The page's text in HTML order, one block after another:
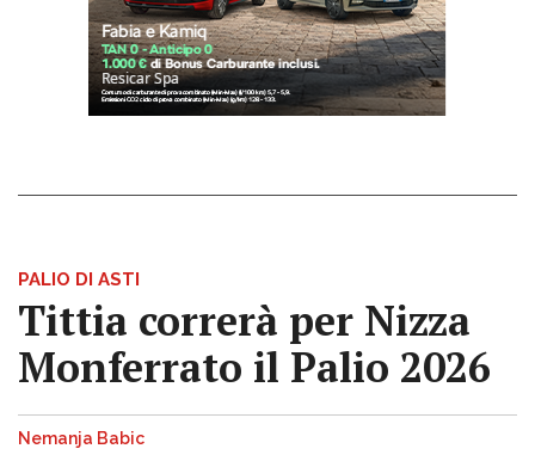
PALIO DI ASTI
Tittia correrà per Nizza
Monferrato il Palio 2026
Nemanja Babic